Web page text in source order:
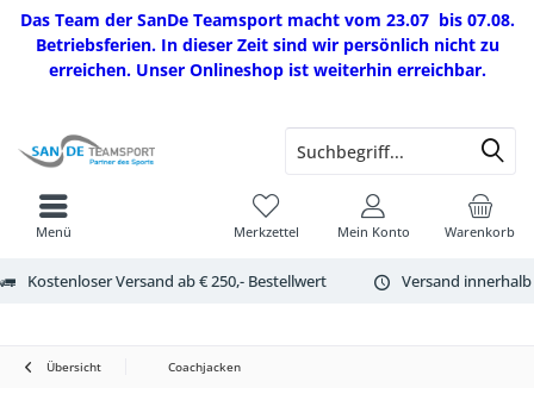
Das Team der SanDe Teamsport macht vom 23.07 bis 07.08.
Betriebsferien. In dieser Zeit sind wir persönlich nicht zu
erreichen. Unser Onlineshop ist weiterhin erreichbar.
Kostenloser Versand ab € 250,- Bestellwert Versand
Warenkorb
Merkzettel Mein Konto
Menü
Übersicht Coachjacken